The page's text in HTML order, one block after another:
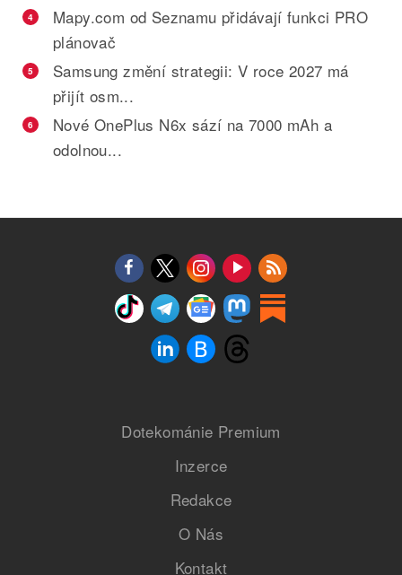
4
Mapy.com od Seznamu přidávají funkci PRO
plánovač
5
Samsung změní strategii: V roce 2027 má
přijít osm...
6
Nové OnePlus N6x sází na 7000 mAh a
odolnou...
Dotekománie Premium
Inzerce
Redakce
O Nás
Kontakt